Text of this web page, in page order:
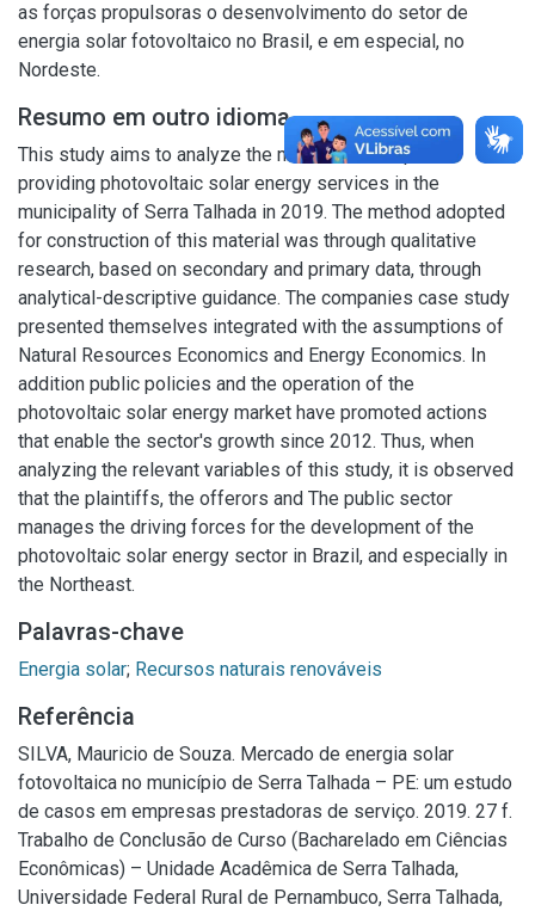
as forças propulsoras o desenvolvimento do setor de
energia solar fotovoltaico no Brasil, e em especial, no
Nordeste.
Resumo em outro idioma
This study aims to analyze the market for companies
providing photovoltaic solar energy services in the
municipality of Serra Talhada in 2019. The method adopted
for construction of this material was through qualitative
research, based on secondary and primary data, through
analytical-descriptive guidance. The companies case study
presented themselves integrated with the assumptions of
Natural Resources Economics and Energy Economics. In
addition public policies and the operation of the
photovoltaic solar energy market have promoted actions
that enable the sector's growth since 2012. Thus, when
analyzing the relevant variables of this study, it is observed
that the plaintiffs, the offerors and The public sector
manages the driving forces for the development of the
photovoltaic solar energy sector in Brazil, and especially in
the Northeast.
Palavras-chave
Energia solar; Recursos naturais renováveis
Referência
SILVA, Mauricio de Souza. Mercado de energia solar
fotovoltaica no município de Serra Talhada – PE: um estudo
de casos em empresas prestadoras de serviço. 2019. 27 f.
Trabalho de Conclusão de Curso (Bacharelado em Ciências
Econômicas) – Unidade Acadêmica de Serra Talhada,
Universidade Federal Rural de Pernambuco, Serra Talhada,